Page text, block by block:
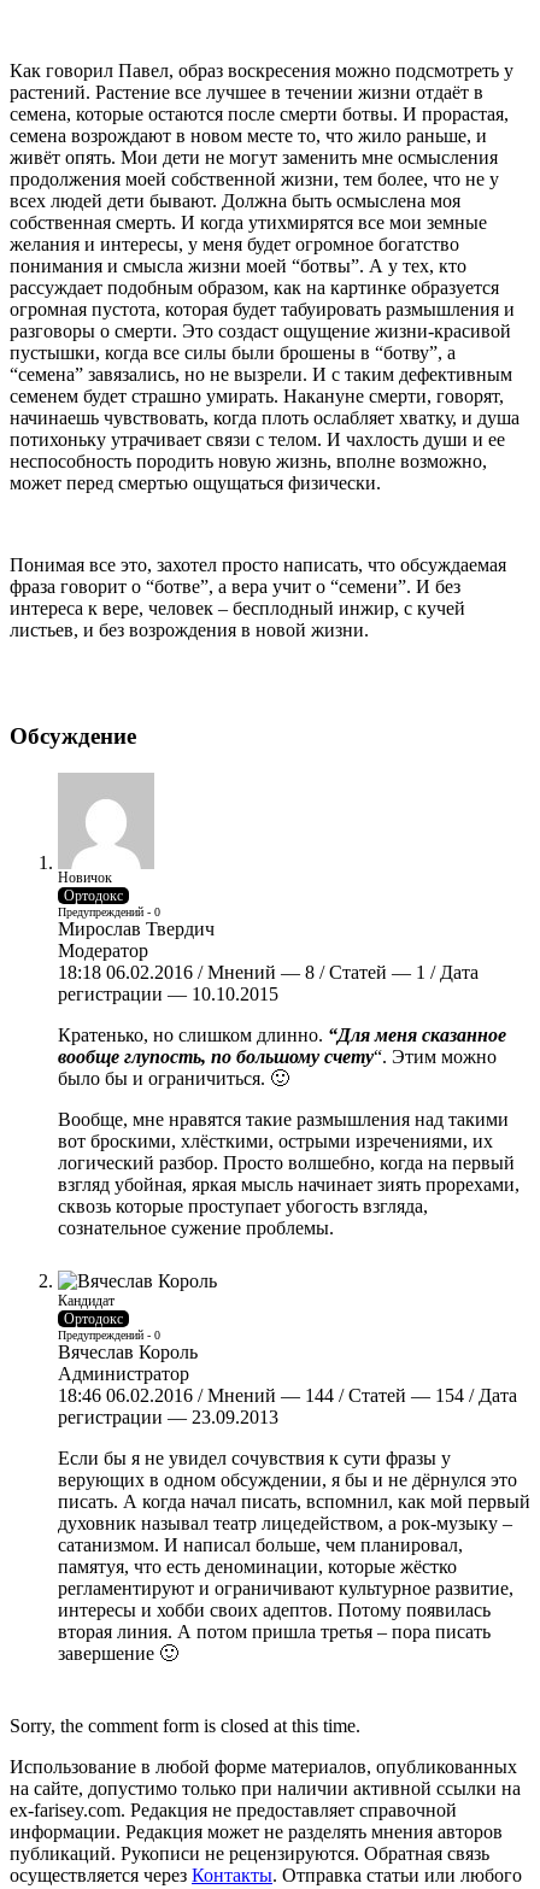
Как говорил Павел, образ воскресения можно подсмотреть у
растений. Растение все лучшее в течении жизни отдаёт в
семена, которые остаются после смерти ботвы. И прорастая,
семена возрождают в новом месте то, что жило раньше, и
живёт опять. Мои дети не могут заменить мне осмысления
продолжения моей собственной жизни, тем более, что не у
всех людей дети бывают. Должна быть осмыслена моя
собственная смерть. И когда утихмирятся все мои земные
желания и интересы, у меня будет огромное богатство
понимания и смысла жизни моей “ботвы”. А у тех, кто
рассуждает подобным образом, как на картинке образуется
огромная пустота, которая будет табуировать размышления и
разговоры о смерти. Это создаст ощущение жизни-красивой
пустышки, когда все силы были брошены в “ботву”, а
“семена” завязались, но не вызрели. И с таким дефективным
семенем будет страшно умирать. Накануне смерти, говорят,
начинаешь чувствовать, когда плоть ослабляет хватку, и душа
потихоньку утрачивает связи с телом. И чахлость души и ее
неспособность породить новую жизнь, вполне возможно,
может перед смертью ощущаться физически.
Понимая все это, захотел просто написать, что обсуждаемая
фраза говорит о “ботве”, а вера учит о “семени”. И без
интереса к вере, человек – бесплодный инжир, с кучей
листьев, и без возрождения в новой жизни.
Обсуждение
Новичок
Ортодокс
Предупреждений - 0
Мирослав Твердич
Модератор
18:18 06.02.2016 / Мнений — 8 / Статей — 1 / Дата
регистрации — 10.10.2015
Кратенько, но слишком длинно. “Для меня сказанное
вообще глупость, по большому счету“. Этим можно
было бы и ограничиться. 🙂
Вообще, мне нравятся такие размышления над такими
вот броскими, хлёсткими, острыми изречениями, их
логический разбор. Просто волшебно, когда на первый
взгляд убойная, яркая мысль начинает зиять прорехами,
сквозь которые проступает убогость взгляда,
сознательное сужение проблемы.
Кандидат
Ортодокс
Предупреждений - 0
Вячеслав Король
Администратор
18:46 06.02.2016 / Мнений — 144 / Статей — 154 / Дата
регистрации — 23.09.2013
Если бы я не увидел сочувствия к сути фразы у
верующих в одном обсуждении, я бы и не дёрнулся это
писать. А когда начал писать, вспомнил, как мой первый
духовник называл театр лицедейством, а рок-музыку –
сатанизмом. И написал больше, чем планировал,
памятуя, что есть деноминации, которые жёстко
регламентируют и ограничивают культурное развитие,
интересы и хобби своих адептов. Потому появилась
вторая линия. А потом пришла третья – пора писать
завершение 🙂
Sorry, the comment form is closed at this time.
Использование в любой форме материалов, опубликованных
на сайте, допустимо только при наличии активной ссылки на
ex-farisey.com. Редакция не предоставляет справочной
информации. Редакция может не разделять мнения авторов
публикаций. Рукописи не рецензируются. Обратная связь
осуществляется через Контакты. Отправка статьи или любого